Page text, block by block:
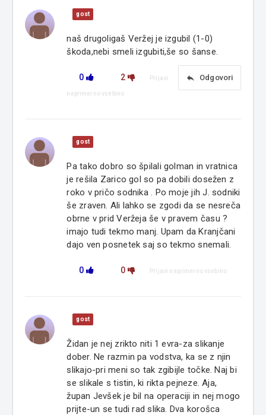
gost
naš drugoligaš Veržej je izgubil (1-0)
škoda,nebi smeli izgubiti,še so šanse.
0 2 reply Odgovori
Prijavi
neprimerno vsebino
gost
Pa tako dobro so špilali golman in vratnica
je rešila Zarico gol so pa dobili dosežen z
roko v pričo sodnika . Po moje jih J. sodniki
še zraven. Ali lahko se zgodi da se nesreča
obrne v prid Veržeja še v pravem času ?
imajo tudi tekmo manj. Upam da Kranjčani
dajo ven posnetek saj so tekmo snemali.
0 0 Prijavi neprimerno vsebino
gost
Židan je nej zrikto niti 1 evra-za slikanje
dober. Ne razmin pa vodstva, ka se z njin
slikajo-pri meni so tak zgibijle točke. Naj bi
se slikale s tistin, ki rikta pejneze. Aja,
župan Jevšek je bil na operaciji in nej mogo
prijte-un se tudi rad slika. Dva korošca